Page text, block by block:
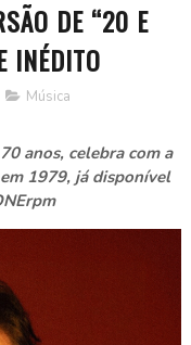
DE “20 E
INÉDITO
Música
anos, celebra com a
1979, já disponível